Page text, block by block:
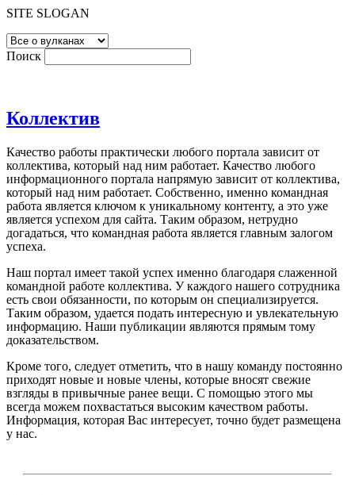
SITE SLOGAN
Поиск
Коллектив
Качество работы практически любого портала зависит от
коллектива, который над ним работает. Качество любого
информационного портала напрямую зависит от коллектива,
который над ним работает. Собственно, именно командная
работа является ключом к уникальному контенту, а это уже
является успехом для сайта. Таким образом, нетрудно
догадаться, что командная работа является главным залогом
успеха.
Наш портал имеет такой успех именно благодаря слаженной
командной работе коллектива. У каждого нашего сотрудника
есть свои обязанности, по которым он специализируется.
Таким образом, удается подать интересную и увлекательную
информацию. Наши публикации являются прямым тому
доказательством.
Кроме того, следует отметить, что в нашу команду постоянно
приходят новые и новые члены, которые вносят свежие
взгляды в привычные ранее вещи. С помощью этого мы
всегда можем похвастаться высоким качеством работы.
Информация, которая Вас интересует, точно будет размещена
у нас.